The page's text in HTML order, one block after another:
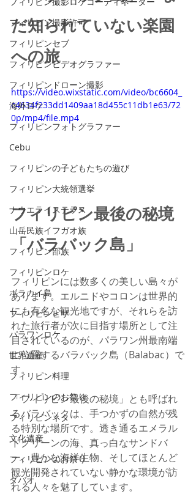
フィリピン撮影許可
フィリピンセブ
フィリピンビデオグラファー
フィリピンドローン撮影
海外ロケ
フィリピンフォトグラファー
Cebu
フィリピンの子どもたちの遊び
フィリピン大統領選挙
ナウエライステラス
山岳民族イフガオ族
フィリピン部族
フィリピンロケ
ボラカイ島
フィリピンビザ
パラワンロケ
世界遺産
フィリピン料理
フィリピンのお祭り
フィリピンネタ
文化遺産
フィリピンのお祭り
ダバオ
だ知られていない楽園
への旅
https://video.wixstatic.com/video/bc6604_
c4634f233dd1409aa18d455c11db1e63/72
0p/mp4/file.mp4
フィリピン最後の秘境
「バラバック島」
フィリピンには数多くの美しい島々が
あります。エルニドやコロンは世界的
にも有名な観光地ですが、それらを訪
れた旅行者が次に目指す場所として注
目されているのが、パラワン州最南端
に位置するバラバック島（Balabac）で
す。
「フィリピン最後の秘境」とも呼ばれ
るバラバックは、手つかずの自然が残
る特別な場所です。透き通るエメラル
ドグリーンの海、真っ白なサンドバ
ー、豊かな海洋生物、そしてほとんど
観光開発されていない静かな環境が訪
れる人々を魅了しています。